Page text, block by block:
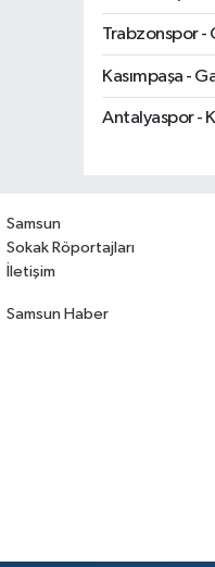
Trabzonspor -
Kasımpaşa -
Antalyaspor -
Samsun
Sokak Röportajları
İletişim
Samsun Haber